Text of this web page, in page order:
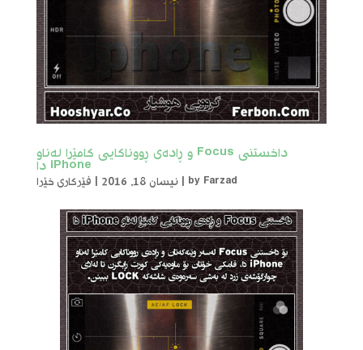
داخستنی Focus و ڕادەی ڕووناکایی کامێرا لەناو
iPhone دا
by Farzad
|نیسان 18, 2016 | فێرکاری خێرا